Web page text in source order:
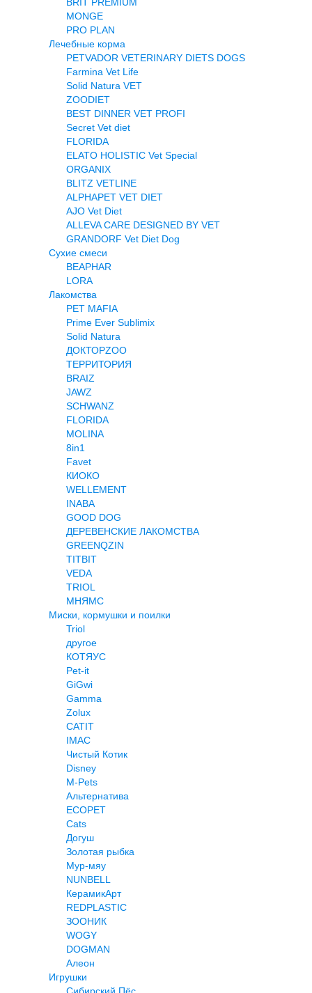
BRIT PREMIUM
MONGE
PRO PLAN
Лечебные корма
PETVADOR VETERINARY DIETS DOGS
Farmina Vet Life
Solid Natura VET
ZOODIET
BEST DINNER VET PROFI
Secret Vet diet
FLORIDA
ELATO HOLISTIC Vet Special
ORGANIX
BLITZ VETLINE
ALPHAPET VET DIET
AJO Vet Diet
ALLEVA CARE DESIGNED BY VET
GRANDORF Vet Diet Dog
Сухие смеси
BEAPHAR
LORA
Лакомства
PET MAFIA
Prime Ever Sublimix
Solid Natura
ДОКТОРZOO
ТЕРРИТОРИЯ
BRAIZ
JAWZ
SCHWANZ
FLORIDA
MOLINA
8in1
Favet
КИОКО
WELLEMENT
INABA
GOOD DOG
ДЕРЕВЕНСКИЕ ЛАКОМСТВА
GREENQZIN
TITBIT
VEDA
TRIOL
МНЯМС
Миски, кормушки и поилки
Triol
другое
КОТЯУС
Pet-it
GiGwi
Gamma
Zolux
CATIT
IMAC
Чистый Котик
Disney
M-Pets
Альтернатива
ECOPET
Cats
Догуш
Золотая рыбка
Мур-мяу
NUNBELL
КерамикАрт
REDPLASTIC
ЗООНИК
WOGY
DOGMAN
Алеон
Игрушки